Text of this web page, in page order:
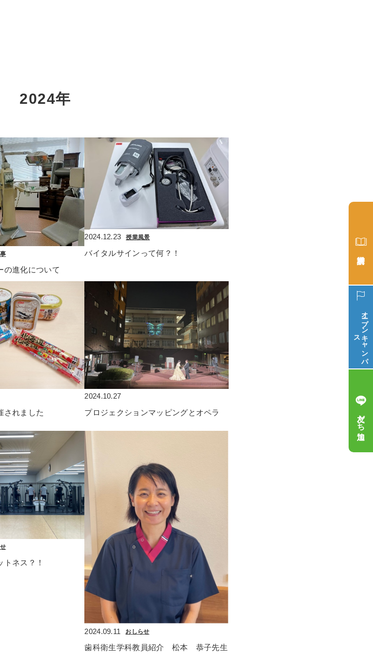
2024年
の進化について
2024.12.23 授業風景
バイタルサインって何？！
されました
2024.10.27
プロジェクションマッピングとオペラ
ネス？！
2024.09.11 おしらせ
歯科衛生学科教員紹介　松本　恭子先生
オープン
キ
ャ
ン
パ
ス
友だち追加